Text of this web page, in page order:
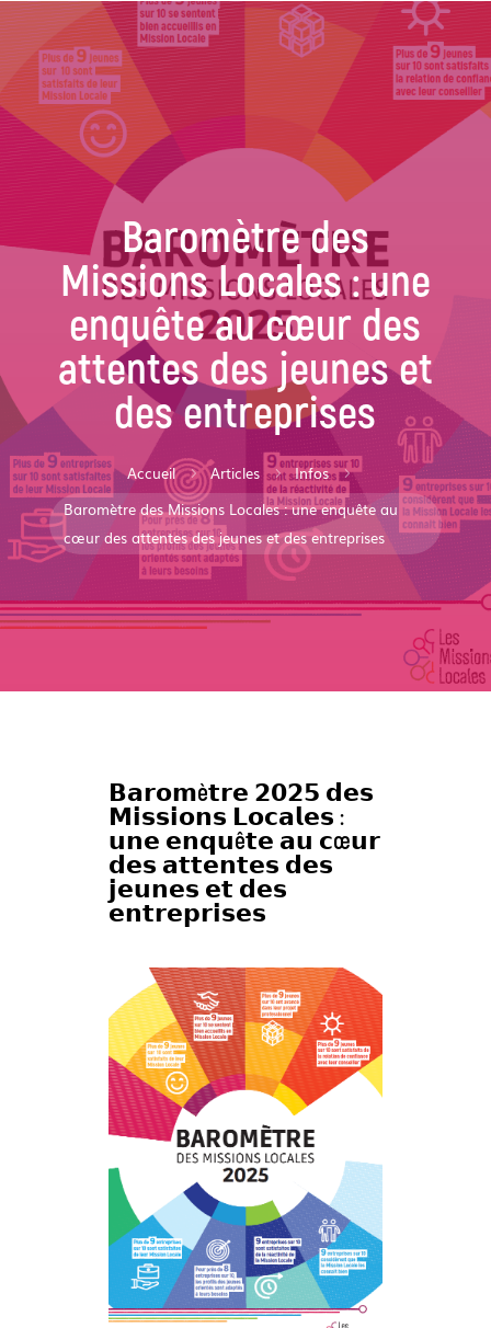
Baromètre des
Missions Locales : une
enquête au cœur des
attentes des jeunes et
des entreprises
Accueil 5 Articles 5 Infos 5
Baromètre des Missions Locales : une enquête au
cœur des attentes des jeunes et des entreprises
𝗕𝗮𝗿𝗼𝗺è𝘁𝗿𝗲 𝟮𝟬𝟮𝟱 𝗱𝗲𝘀
𝗠𝗶𝘀𝘀𝗶𝗼𝗻𝘀 𝗟𝗼𝗰𝗮𝗹𝗲𝘀 :
𝘂𝗻𝗲 𝗲𝗻𝗾𝘂ê𝘁𝗲 𝗮𝘂 𝗰œ𝘂𝗿
𝗱𝗲𝘀 𝗮𝘁𝘁𝗲𝗻𝘁𝗲𝘀 𝗱𝗲𝘀
𝗷𝗲𝘂𝗻𝗲𝘀 𝗲𝘁 𝗱𝗲𝘀
𝗲𝗻𝘁𝗿𝗲𝗽𝗿𝗶𝘀𝗲𝘀